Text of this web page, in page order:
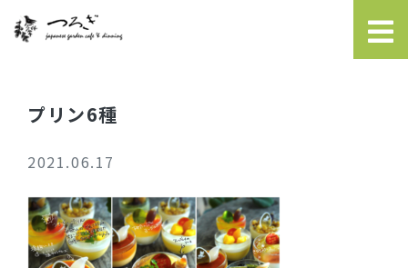
プリン6種
2021.06.17